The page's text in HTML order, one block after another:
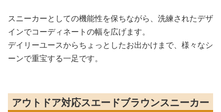
スニーカーとしての機能性を保ちながら、洗練されたデザ
インでコーディネートの幅を広げます。
デイリーユースからちょっとしたお出かけまで、様々なシ
ーンで重宝する一足です。
アウトドア対応スエードブラウンスニーカー